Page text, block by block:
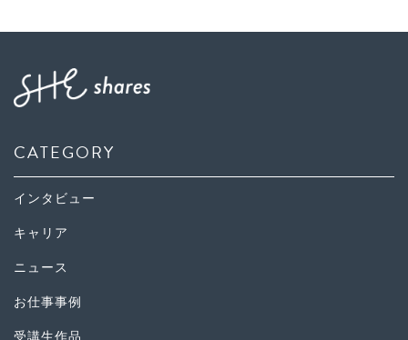
CATEGORY
インタビュー
キャリア
ニュース
お仕事事例
受講生作品